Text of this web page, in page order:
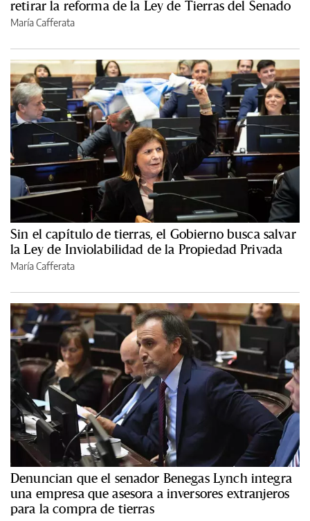
retirar la reforma de la Ley de Tierras del Senado
María Cafferata
Sin el capítulo de tierras, el Gobierno busca salvar
la Ley de Inviolabilidad de la Propiedad Privada
María Cafferata
Denuncian que el senador Benegas Lynch integra
una empresa que asesora a inversores extranjeros
para la compra de tierras